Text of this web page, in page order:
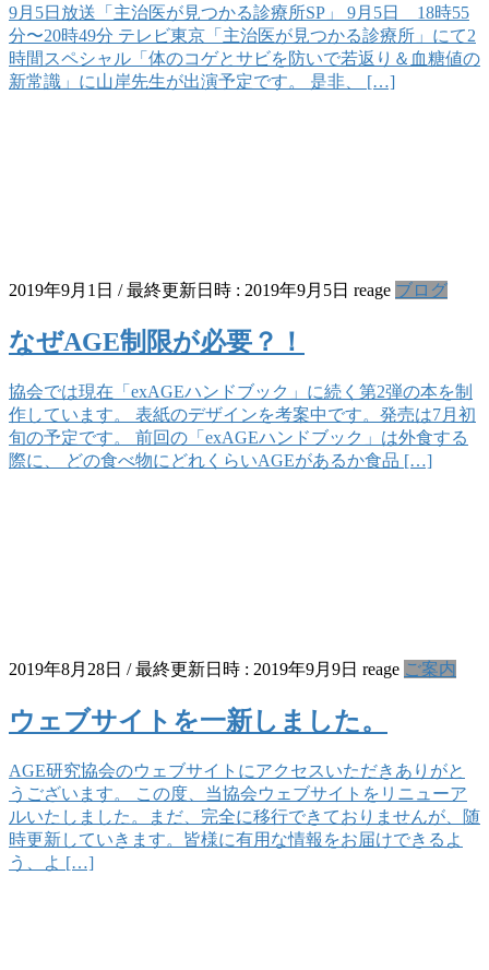
9月5日放送「主治医が見つかる診療所SP」 9月5日 18時55
分〜20時49分 テレビ東京「主治医が見つかる診療所」にて2
時間スペシャル「体のコゲとサビを防いで若返り＆血糖値の
新常識」に山岸先生が出演予定です。 是非、 […]
2019年9月1日 / 最終更新日時 : 2019年9月5日 reage ブログ
なぜAGE制限が必要？！
協会では現在「exAGEハンドブック」に続く第2弾の本を制
作しています。 表紙のデザインを考案中です。発売は7月初
旬の予定です。 前回の「exAGEハンドブック」は外食する
際に、 どの食べ物にどれくらいAGEがあるか食品 […]
2019年8月28日 / 最終更新日時 : 2019年9月9日 reage ご案内
ウェブサイトを一新しました。
AGE研究協会のウェブサイトにアクセスいただきありがと
うございます。 この度、当協会ウェブサイトをリニューア
ルいたしました。まだ、完全に移行できておりませんが、随
時更新していきます。皆様に有用な情報をお届けできるよ
う、よ […]